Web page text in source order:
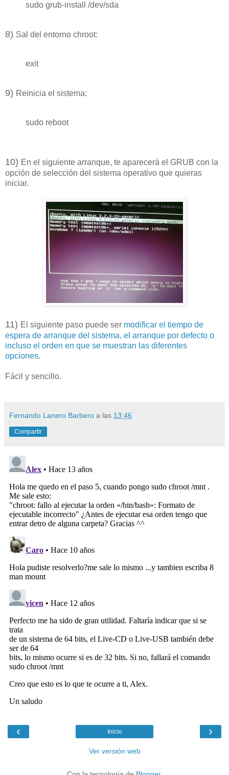
sudo grub-install /dev/sda
8) Sal del entorno chroot:
exit
9) Reinicia el sistema:
sudo reboot
10) En el siguiente arranque, te aparecerá el GRUB con la
opción de selección del sistema operativo que quieras
iniciar.
11) El siguiente paso puede ser modificar el tiempo de
espera de arranque del sistema, el arranque por defecto o
incluso el orden en que se muestran las diferentes
opciones.
Fácil y sencillo.
Fernando Lanero Barbero a las 13:46
Compartir
‹ ›
Inicio
Ver versión web